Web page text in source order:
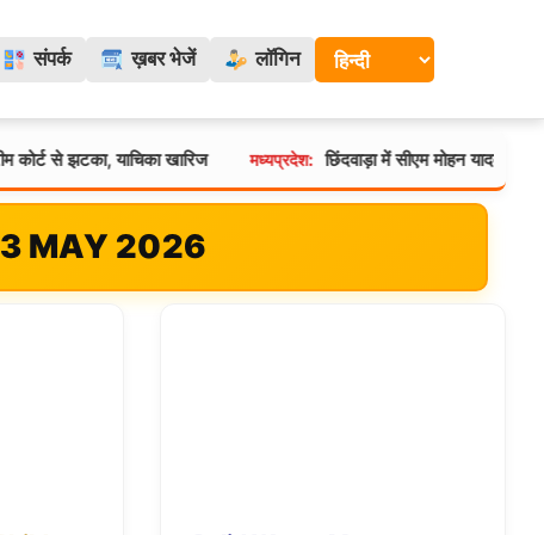
संपर्क ख़बर भेजें लॉगिन
झटका, याचिका खारिज मध्यप्रदेश: छिंदवाड़ा में सीएम मोहन यादव का कड़ा
MAY 2026